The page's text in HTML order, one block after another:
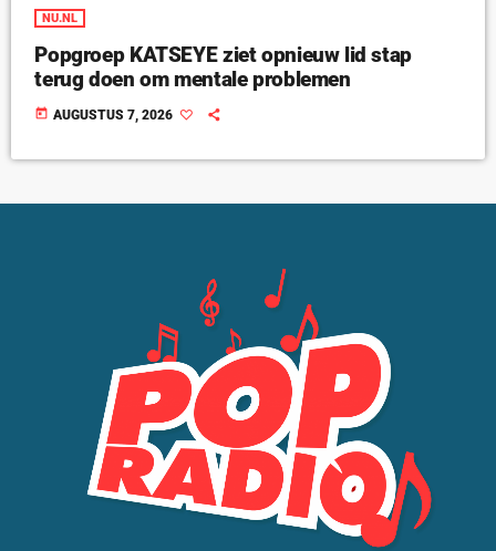
NU.NL
Popgroep KATSEYE ziet opnieuw lid stap
terug doen om mentale problemen
today AUGUSTUS 7, 2026